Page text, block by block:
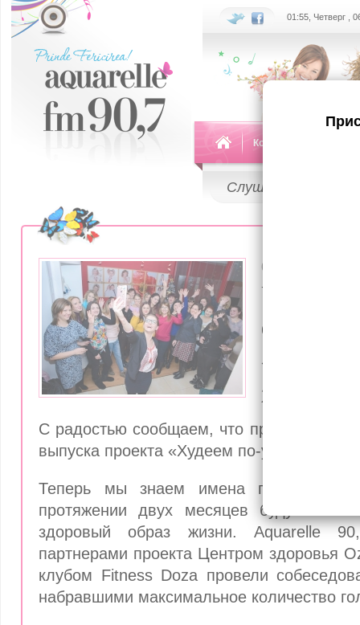
01:55, Четверг ,
Команда
Слушай
06 Декабря
Узнай
«Худеем
2016»!
С радостью сообщаем, что прошел
выпуска проекта «Худеем по-умному».
Теперь мы знаем имена пяти
протяжении двух месяцев будут
здоровый образ жизни. Aquarelle
партнерами проекта Центром здоровья
клубом Fitness Doza провели
набравшими максимальное количество